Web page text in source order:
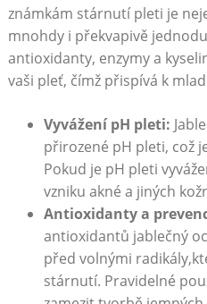
známkám stárnutí pleti je
mnohdy i překvapivě
antioxidanty, enzymy a
vaši pleť, čímž přispívá k
Vyvážení pH pleti:
přirozené pH pleti, což
Pokud je pH pleti
vzniku akné a jiných
Antioxidanty a
antioxidantů jablečný
před volnými
stárnutí. Pravidelné